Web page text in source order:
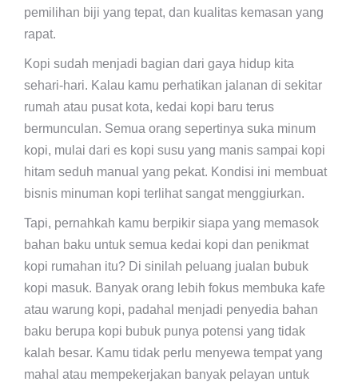
pemilihan biji yang tepat, dan kualitas kemasan yang
rapat.
Kopi sudah menjadi bagian dari gaya hidup kita
sehari-hari. Kalau kamu perhatikan jalanan di sekitar
rumah atau pusat kota, kedai kopi baru terus
bermunculan. Semua orang sepertinya suka minum
kopi, mulai dari es kopi susu yang manis sampai kopi
hitam seduh manual yang pekat. Kondisi ini membuat
bisnis minuman kopi terlihat sangat menggiurkan.
Tapi, pernahkah kamu berpikir siapa yang memasok
bahan baku untuk semua kedai kopi dan penikmat
kopi rumahan itu? Di sinilah peluang jualan bubuk
kopi masuk. Banyak orang lebih fokus membuka kafe
atau warung kopi, padahal menjadi penyedia bahan
baku berupa kopi bubuk punya potensi yang tidak
kalah besar. Kamu tidak perlu menyewa tempat yang
mahal atau mempekerjakan banyak pelayan untuk